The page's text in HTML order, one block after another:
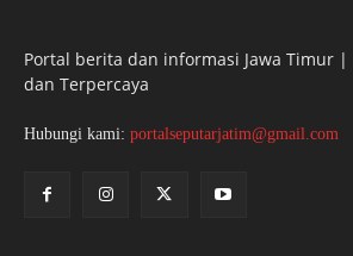
Portal berita dan informasi Jawa Timur |
dan Terpercaya
Hubungi kami: portalseputarjatim@gmail.com